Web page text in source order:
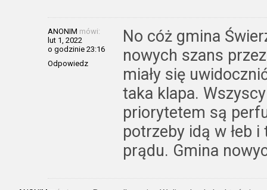
ANONIM mówi:
lut 1, 2022
o godzinie 23:16
Odpowiedz
No cóż gmina
nowych szans
miały się
taka klapa.
priorytetem są
potrzeby idą w łeb
prądu. Gmina